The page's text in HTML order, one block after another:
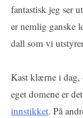
fantastisk jeg ser
er nemlig ganske
dall som vi
Kast klærne i dag,
eget domene er
innstikket. På